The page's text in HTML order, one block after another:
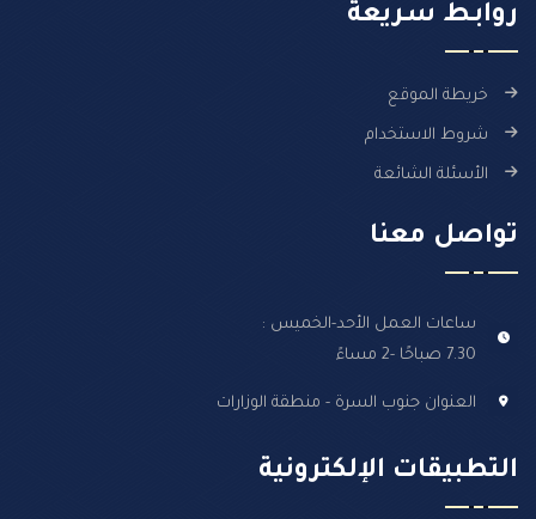
روابـط سـريعة
خريطة الموقع
شروط الاستخدام
الأسئلة الشائعة
تواصل معنا
ساعات العمل الأحد-الخميس :
7.30 صباحًا -2 مساءً
العنوان جنوب السرة - منطقة الوزارات
التطبيقات الإلكترونية